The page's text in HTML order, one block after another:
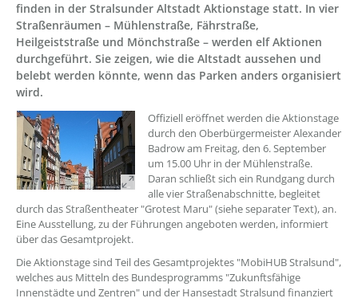
finden in der Stralsunder Altstadt Aktionstage statt. In vier
Straßenräumen – Mühlenstraße, Fährstraße,
Heilgeiststraße und Mönchstraße – werden elf Aktionen
durchgeführt. Sie zeigen, wie die Altstadt aussehen und
belebt werden könnte, wenn das Parken anders organisiert
wird.
??? absaetzeOben[1]/titel ???
Offiziell eröffnet werden die Aktionstage
durch den Oberbürgermeister Alexander
Badrow am Freitag, den 6. September
um 15.00 Uhr in der Mühlenstraße.
Daran schließt sich ein Rundgang durch
alle vier Straßenabschnitte, begleitet
durch das Straßentheater "Grotest Maru" (siehe separater Text), an.
Eine Ausstellung, zu der Führungen angeboten werden, informiert
über das Gesamtprojekt.
Die Aktionstage sind Teil des Gesamtprojektes "MobiHUB Stralsund",
welches aus Mitteln des Bundesprogramms "Zukunftsfähige
Innenstädte und Zentren" und der Hansestadt Stralsund finanziert